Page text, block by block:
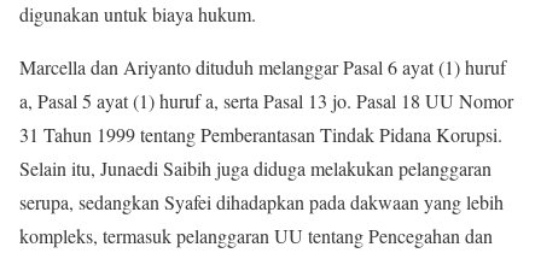
digunakan untuk biaya hukum.
Marcella dan Ariyanto dituduh melanggar Pasal 6 ayat (1) huruf
a, Pasal 5 ayat (1) huruf a, serta Pasal 13 jo. Pasal 18 UU Nomor
31 Tahun 1999 tentang Pemberantasan Tindak Pidana Korupsi.
Selain itu, Junaedi Saibih juga diduga melakukan pelanggaran
serupa, sedangkan Syafei dihadapkan pada dakwaan yang lebih
kompleks, termasuk pelanggaran UU tentang Pencegahan dan